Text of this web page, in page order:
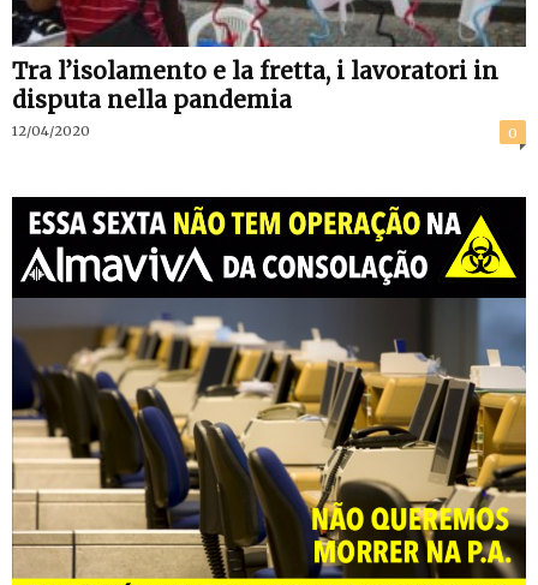
Tra l’isolamento e la fretta, i lavoratori in
disputa nella pandemia
12/04/2020 0